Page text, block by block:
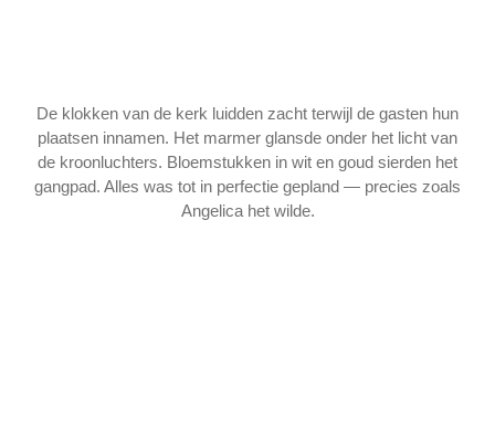
De klokken van de kerk luidden zacht terwijl de gasten hun
plaatsen innamen. Het marmer glansde onder het licht van
de kroonluchters. Bloemstukken in wit en goud sierden het
gangpad. Alles was tot in perfectie gepland — precies zoals
Angelica het wilde.